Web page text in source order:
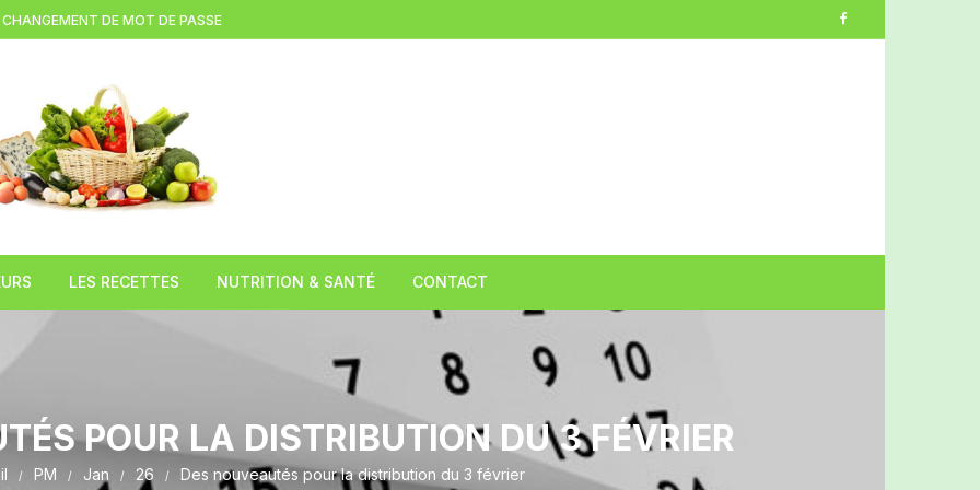
CHANGEMENT DE MOT DE PASSE
LES RECETTES
Le Caviar du pauvre
NUTRITION & SANTÉ CONTACT
POUR LA DISTRIBUTION DU 3 FÉVRIER
PM Jan 26 Des nouveautés pour la distribution du 3 février